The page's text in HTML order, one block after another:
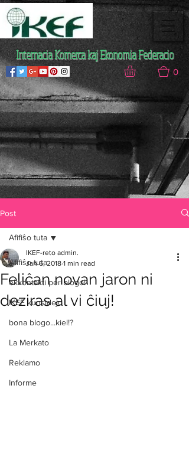
Internacia Komerca kaj Ekonomia Federacio
0
Post
Afifiŝo tuta
ekkontakti per blogo!
IKEF kunsidejo
bona blogo...kiel!?
La Merkato
Reklamo
Informe
Afifiŝo tuta
Feliĉan novan jaron ni
deziras al vi ĉiuj!
IKEF-reto admin.
Jan 6, 2018 1 min read